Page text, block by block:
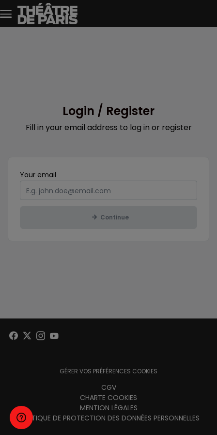
Skip to main content
Login / Register
Fill in your email address to log in or register
Your email
Continue
GÉRER VOS PRÉFÉRENCES COOKIES
CGV
CHARTE COOKIES
MENTION LÉGALES
POLITIQUE DE PROTECTION DES DONNÉES PERSONNELLES